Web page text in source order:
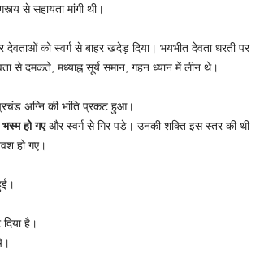
से सहायता मांगी थी।
को स्वर्ग से बाहर खदेड़ दिया। भयभीत देवता धरती पर
दमकते, मध्याह्न सूर्य समान, गहन ध्यान में लीन थे।
अग्नि की भांति प्रकट हुआ।
हो गएऔर स्वर्ग से गिर पड़े। उनकी शक्ति इस स्तर की थी
हो गए।
है।